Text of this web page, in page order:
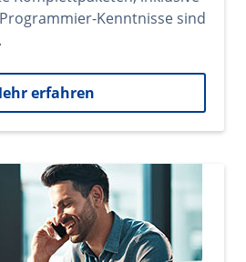
Kenntnisse sind
erfahren